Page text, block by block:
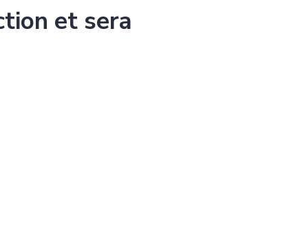
et sera